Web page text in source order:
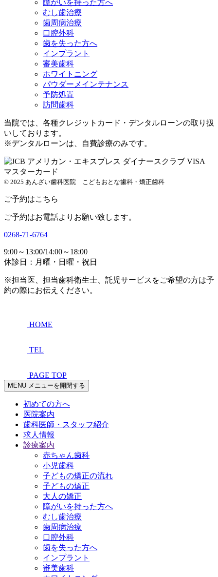
障がいを持った方へ
むし歯治療
歯周病治療
口腔外科
歯を失った方へ
インプラント
審美歯科
ホワイトニング
パウダーメインテナンス
予防処置
訪問歯科
当院では、各種クレジットカード・デンタルローンの取り扱
いしております。
※デンタルローンは、自費診療のみです。
© 2025 あんざい歯科医院 こどもおとな歯科・矯正歯科
ご予約はこちら
ご予約はお電話よりお願い致します。
0268-71-6764
9:00～13:00/14:00～18:00
休診日：月曜・日曜・祝日
※担当医、担当歯科衛生士、託児サービスをご希望の方は予
約の際にお伝えください。
HOME
TEL
PAGE TOP
MENU メニューを開閉する
初めての方へ
医院案内
歯科医師・スタッフ紹介
求人情報
診療案内
赤ちゃん歯科
小児歯科
子どもの矯正の流れ
子どもの矯正
大人の矯正
障がいを持った方へ
むし歯治療
歯周病治療
口腔外科
歯を失った方へ
インプラント
審美歯科